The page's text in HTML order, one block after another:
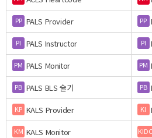
PP PALS Provider PP
PI PALS Instructor PI
PM PALS Monitor PM
PB PALS BLS 술기 PB
KP KALS Provider KI
KM KALS Monitor KIDC